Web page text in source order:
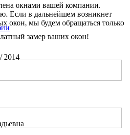
окнами вашей компании.
Если в дальнейшем возникнет
окон, мы будем обращаться только
2014
замер ваших окон!